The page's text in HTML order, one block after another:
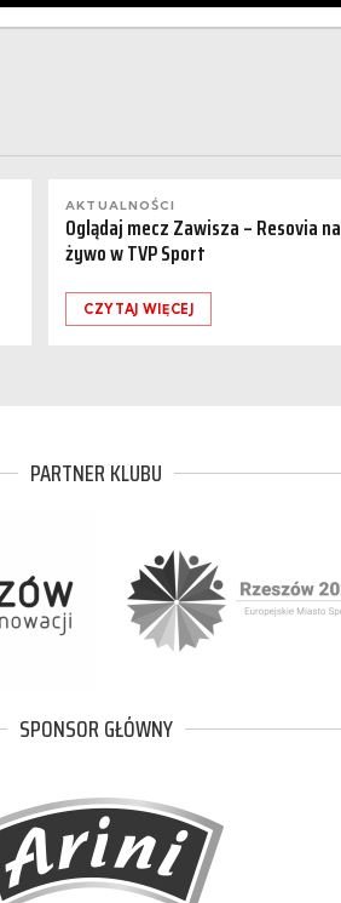
AKTUALNOŚCI
Oglądaj mecz Zawisza – Resovia na
żywo w TVP Sport
CZYTAJ WIĘCEJ
PARTNER KLUBU
SPONSOR GŁÓWNY